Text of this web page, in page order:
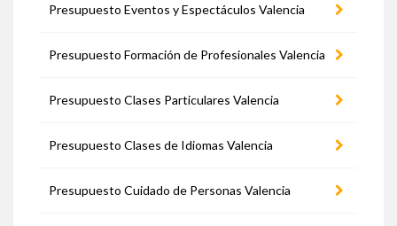
Presupuesto Eventos y Espectáculos Valencia
Presupuesto Formación de Profesionales Valencia
Presupuesto Clases Particulares Valencia
Presupuesto Clases de Idiomas Valencia
Presupuesto Cuidado de Personas Valencia